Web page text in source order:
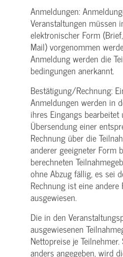
Anmeldungen:
Veranstaltungen müssen
elektronischer Form
Mail) vorgenommen
Anmeldung werden die
bedingungen anerkannt.
Bestätigung­/Rechnung:
Anmeldungen werden in
ihres Eingangs
Übersendung einer
Rechnung über die
anderer geeigneter Form
berechneten
ohne Abzug fällig, es sei
Rechnung ist eine andere
ausgewiesen.
Die in den
ausgewiesenen
Nettopreise je
anders angegeben, wird